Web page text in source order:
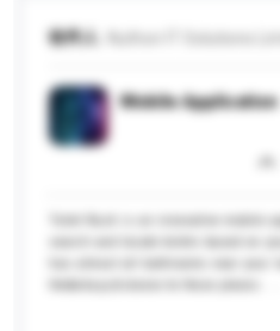
收件人
Mobile Application